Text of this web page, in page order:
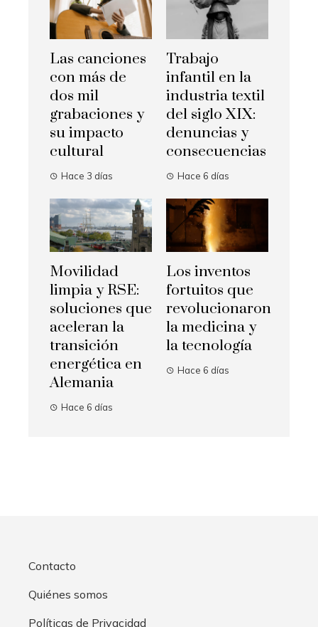
Las canciones
con más de
dos mil
grabaciones y
su impacto
cultural
Hace 3 días
Trabajo
infantil en la
industria textil
del siglo XIX:
denuncias y
consecuencias
Hace 6 días
Movilidad
limpia y RSE:
soluciones que
aceleran la
transición
energética en
Alemania
Hace 6 días
Los inventos
fortuitos que
revolucionaron
la medicina y
la tecnología
Hace 6 días
Contacto
Quiénes somos
Políticas de Privacidad